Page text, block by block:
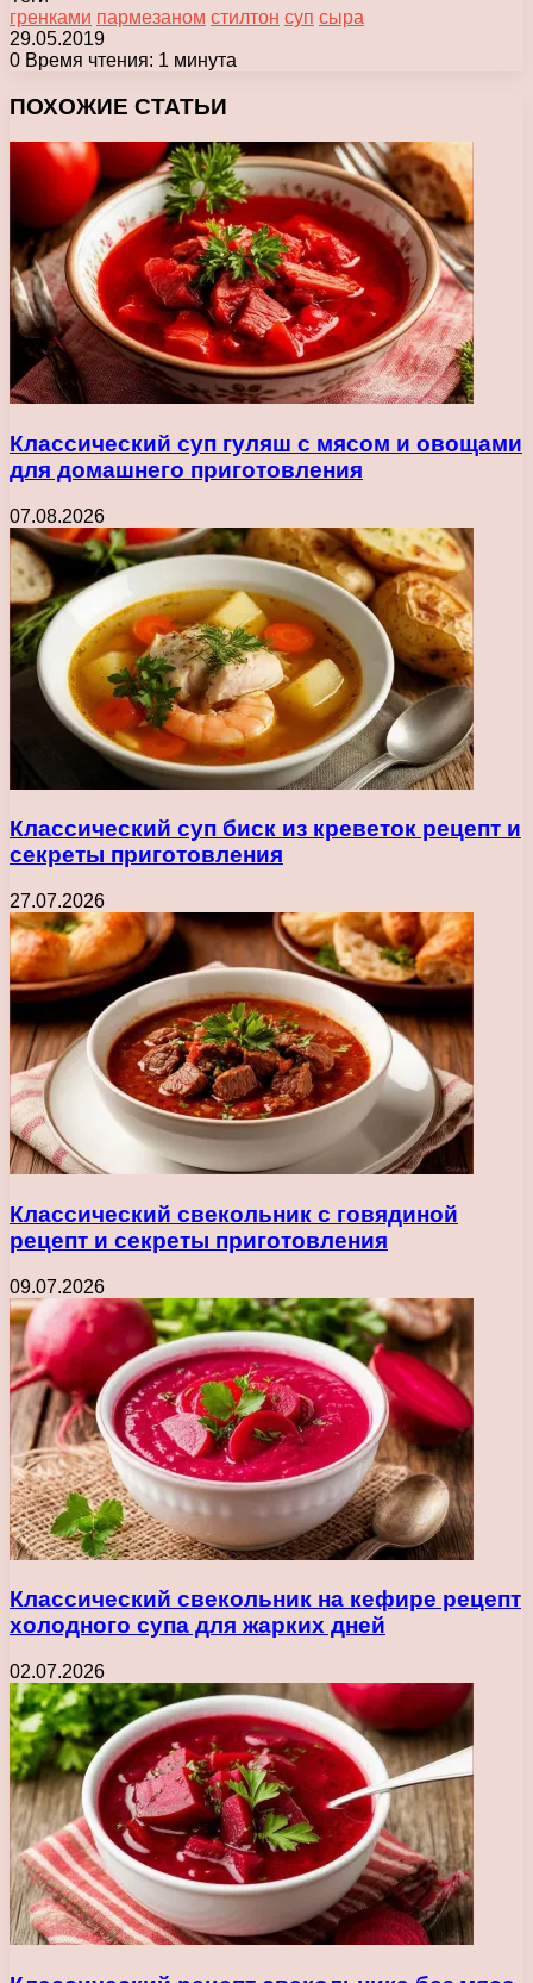
гренками пармезаном стилтон суп сыра
29.05.2019
0 Время чтения: 1 минута
ПОХОЖИЕ СТАТЬИ
Классический суп гуляш с мясом и овощами
для домашнего приготовления
07.08.2026
Классический суп биск из креветок рецепт и
секреты приготовления
27.07.2026
Классический свекольник с говядиной
рецепт и секреты приготовления
09.07.2026
Классический свекольник на кефире рецепт
холодного супа для жарких дней
02.07.2026